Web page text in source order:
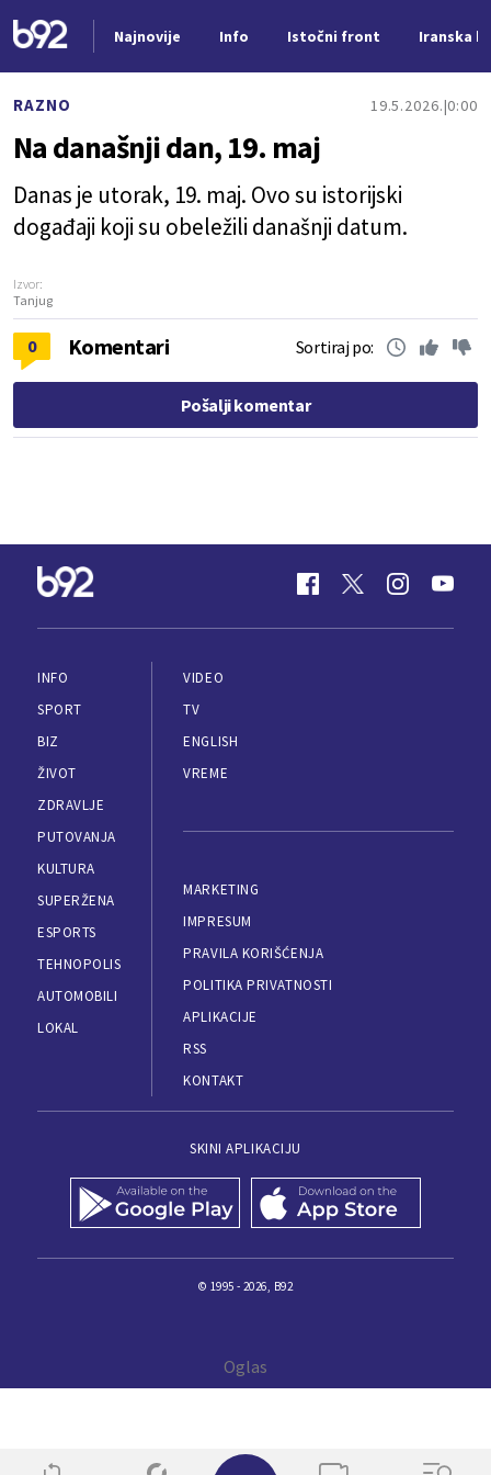
Najnovije Info Istočni front Iranska
RAZNO 19.5.2026. 0:00
Na današnji dan, 19. maj
Danas je utorak, 19. maj. Ovo su istorijski
događaji koji su obeležili današnji datum.
Izvor:
Tanjug
0 Komentari Sortiraj po:
Pošalji komentar
INFO
SPORT
BIZ
ŽIVOT
ZDRAVLJE
PUTOVANJA
KULTURA
SUPERŽENA
ESPORTS
TEHNOPOLIS
AUTOMOBILI
LOKAL
VIDEO
TV
ENGLISH
VREME
MARKETING
IMPRESUM
PRAVILA KORIŠĆENJA
POLITIKA PRIVATNOSTI
APLIKACIJE
RSS
KONTAKT
SKINI APLIKACIJU
© 1995 - 2026, B92
✕